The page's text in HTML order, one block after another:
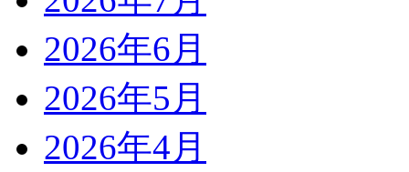
2026年6月
2026年5月
2026年4月